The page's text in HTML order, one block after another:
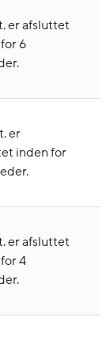
er afsluttet
6
er
inden for
er afsluttet
4